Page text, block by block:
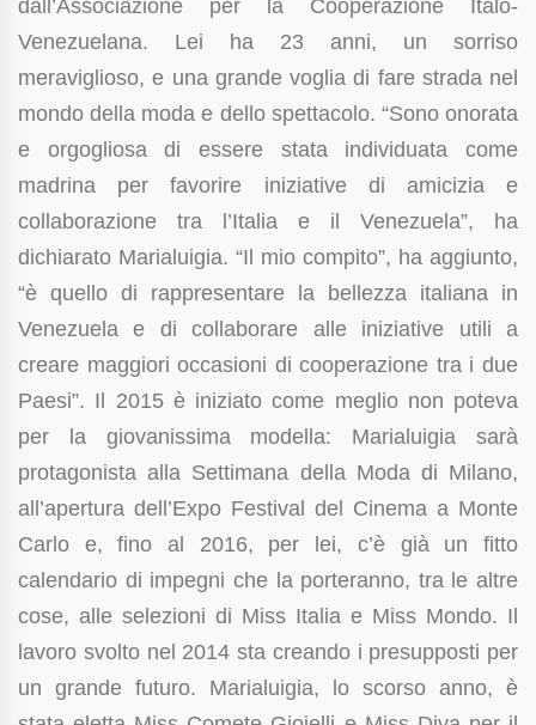
dall’Associazione per la Cooperazione Italo-
Venezuelana. Lei ha 23 anni, un sorriso
meraviglioso, e una grande voglia di fare strada nel
mondo della moda e dello spettacolo. “Sono onorata
e orgogliosa di essere stata individuata come
madrina per favorire iniziative di amicizia e
collaborazione tra l’Italia e il Venezuela”, ha
dichiarato Marialuigia. “Il mio compito”, ha aggiunto,
“è quello di rappresentare la bellezza italiana in
Venezuela e di collaborare alle iniziative utili a
creare maggiori occasioni di cooperazione tra i due
Paesi”. Il 2015 è iniziato come meglio non poteva
per la giovanissima modella: Marialuigia sarà
protagonista alla Settimana della Moda di Milano,
all’apertura dell’Expo Festival del Cinema a Monte
Carlo e, fino al 2016, per lei, c’è già un fitto
calendario di impegni che la porteranno, tra le altre
cose, alle selezioni di Miss Italia e Miss Mondo. Il
lavoro svolto nel 2014 sta creando i presupposti per
un grande futuro. Marialuigia, lo scorso anno, è